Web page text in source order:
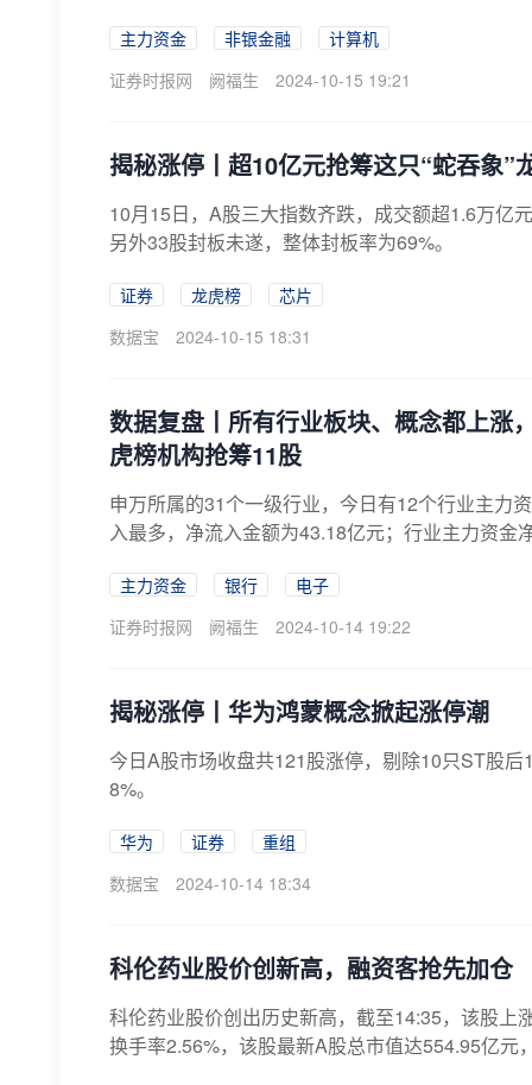
主力资金 非银金融
计算机
证券时报网
阙福生 2024-10-15 19:21
揭秘涨停丨超10亿元抢筹这只“蛇吞象”
​10月15日，A股三大指数齐跌，成交额超1.6万亿
另外33股封板未遂，整体封板率为69%。
证券 龙虎榜
芯片
数据宝
2024-10-15 18:31
数据复盘丨所有行业板块、概念都上涨
虎榜机构抢筹11股
申万所属的31个一级行业，今日有12个行业主力
入最多，净流入金额为43.18亿元；行业主力资金
主力资金 银行
电子
证券时报网
阙福生 2024-10-14 19:22
揭秘涨停丨华为鸿蒙概念掀起涨停潮
今日A股市场收盘共121股涨停，剔除10只ST股
8%。
华为 证券
重组
数据宝
2024-10-14 18:34
科伦药业股价创新高，融资客抢先加仓
科伦药业股价创出历史新高，截至14:35，该股
换手率2.56%，该股最新A股总市值达554.95亿元